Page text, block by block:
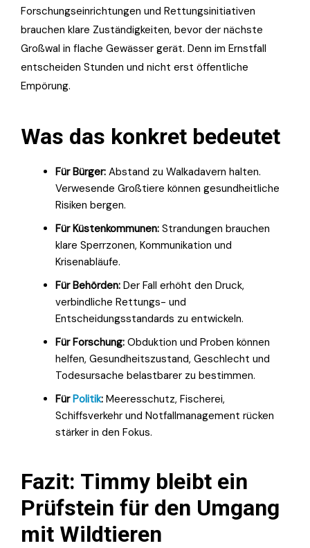
Forschungseinrichtungen und Rettungsinitiativen
brauchen klare Zuständigkeiten, bevor der nächste
Großwal in flache Gewässer gerät. Denn im Ernstfall
entscheiden Stunden und nicht erst öffentliche
Empörung.
Was das konkret bedeutet
Für Bürger: Abstand zu Walkadavern halten.
Verwesende Großtiere können gesundheitliche
Risiken bergen.
Für Küstenkommunen: Strandungen brauchen
klare Sperrzonen, Kommunikation und
Krisenabläufe.
Für Behörden: Der Fall erhöht den Druck,
verbindliche Rettungs- und
Entscheidungsstandards zu entwickeln.
Für Forschung: Obduktion und Proben können
helfen, Gesundheitszustand, Geschlecht und
Todesursache belastbarer zu bestimmen.
FürPolitik: Meeresschutz, Fischerei,
Schiffsverkehr und Notfallmanagement rücken
stärker in den Fokus.
Fazit: Timmy bleibt ein
Prüfstein für den Umgang
mit Wildtieren